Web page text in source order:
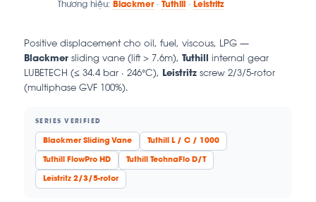
Thương hiệu: Blackmer· Tuthill · Leistritz
Positive displacement cho oil, fuel, viscous, LPG —
Blackmer sliding vane (lift > 7.6m), Tuthill
internal gear
LUBETECH (≤ 34.4 bar · 246°C),
Leistritz screw 2/3/5-rotor
(multiphase GVF 100%).
SERIES VERIFIED
Blackmer Sliding Vane Tuthill L / C / 1000
Tuthill FlowPro HD Tuthill TechnaFlo D/T
Leistritz 2/3/5-rotor